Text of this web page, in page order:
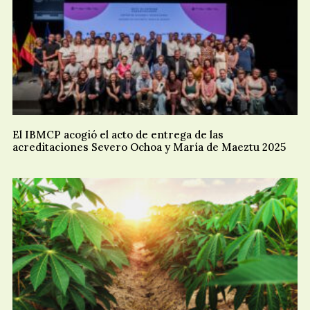
El IBMCP acogió el acto de entrega de las
acreditaciones Severo Ochoa y María de Maeztu 2025